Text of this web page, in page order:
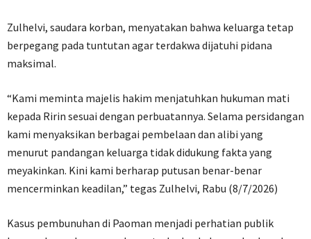
Zulhelvi, saudara korban, menyatakan bahwa keluarga tetap
berpegang pada tuntutan agar terdakwa dijatuhi pidana
maksimal.
“Kami meminta majelis hakim menjatuhkan hukuman mati
kepada Ririn sesuai dengan perbuatannya. Selama persidangan
kami menyaksikan berbagai pembelaan dan alibi yang
menurut pandangan keluarga tidak didukung fakta yang
meyakinkan. Kini kami berharap putusan benar-benar
mencerminkan keadilan,” tegas Zulhelvi, Rabu (8/7/2026)
Kasus pembunuhan di Paoman menjadi perhatian publik